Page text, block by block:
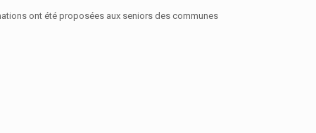
ont été proposées aux seniors des communes